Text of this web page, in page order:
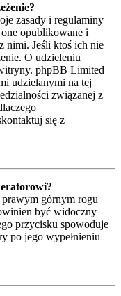
zasady i regulaminy
opublikowane i
nimi. Jeśli ktoś ich nie
O udzieleniu
phpBB Limited
udzielanymi na tej
związanej z
się z
prawym górnym rogu
być widoczny
przycisku spowoduje
po jego wypełnieniu